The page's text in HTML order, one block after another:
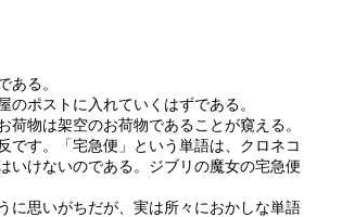
ある。
ポストに入れていくはずである。
物は架空のお荷物であることが窺える。
です。「宅急便」という単語は、クロネコ
いけないのである。ジブリの魔女の宅急便
に思いがちだが、実は所々におかしな単語